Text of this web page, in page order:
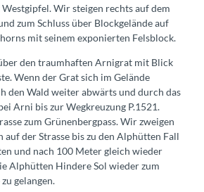
Wir steigen rechts auf dem
zum Schluss über Blockgelände auf
mit seinem exponierten Felsblock.
den traumhaften Arnigrat mit Blick
Wenn der Grat sich im Gelände
den Wald weiter abwärts und durch das
Arni bis zur Wegkreuzung P.1521.
zum Grünenbergpass. Wir zweigen
auf der Strasse bis zu den Alphütten Fall
und nach 100 Meter gleich wieder
Alphütten Hindere Sol wieder zum
gelangen.